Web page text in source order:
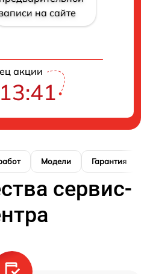
на сайте
акции
Модели Гарантия
сервис-